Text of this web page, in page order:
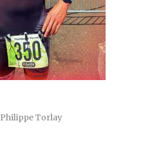
Philippe Torlay